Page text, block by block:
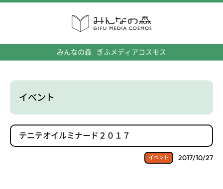
みんなの森 ぎふメディアコスモス
イベント
テニテオイルミナード２０１７
イベント 2017/10/27